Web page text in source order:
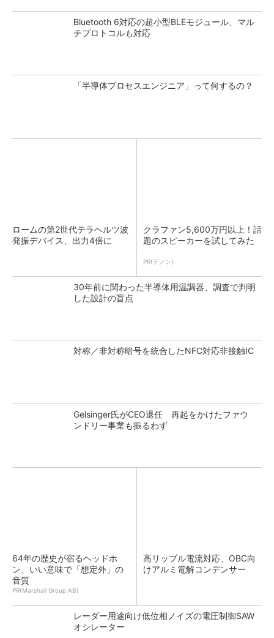
Bluetooth 6対応の超小型BLEモジュール、マル
チプロトコルも対応
「半導体プロセスエンジニア」って何するの？
ロームの第2世代テラヘルツ波
発振デバイス、出力4倍に
クラファン5,600万円以上！話
題のスピーカーを試してみた
PR(デノン)
30年前に関わった半導体用温調器、調査で判明
した設計の盲点
対称／非対称暗号を統合したNFC対応非接触IC
Gelsinger氏がCEO退任 再起をかけたファウ
ンドリー事業も振るわず
64年の歴史が宿るヘッドホ
ン、いい意味で「想定外」の
音質
PR(Marshall Group AB)
高リップル電流対応、OBC向
けアルミ電解コンデンサー
レーダー用途向け低位相ノイズの電圧制御SAW
オシレーター